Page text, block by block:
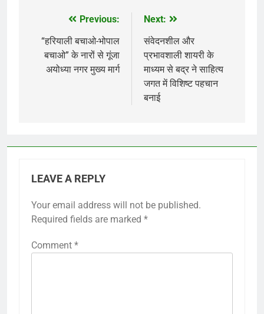
navigation
Previous:
“हरियाली बचाओ-भोपाल
बचाओ” के नारों से गूंजा
अयोध्या नगर मुख्य मार्ग
Next:
संवेदनशील और
प्रभावशाली शायरी के
माध्यम से बद्र ने साहित्य
जगत में विशिष्ट पहचान
बनाई
LEAVE A REPLY
Your email address will not be published.
Required fields are marked *
Comment *